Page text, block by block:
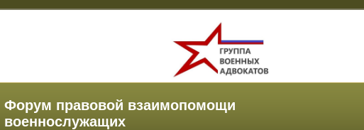
Форум правовой взаимопомощи
военнослужащих